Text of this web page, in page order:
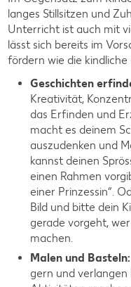
langes Stillsitzen und
Unterricht ist auch mit
lässt sich bereits im
fördern wie die
Geschichten
Kreativität,
das Erfinden und
macht es deinem
auszudenken und
kannst deinen
einen Rahmen
einer Prinzessin“.
Bild und bitte dein
gerade vorgeht,
machen.
Malen und Basteln:
gern und